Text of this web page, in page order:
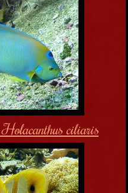
Holacanthus ciliaris